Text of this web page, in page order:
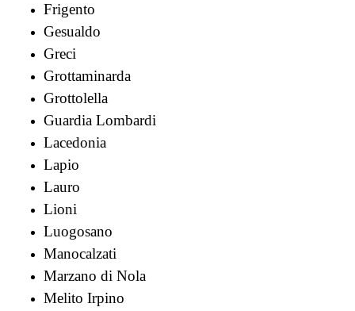
Frigento
Gesualdo
Greci
Grottaminarda
Grottolella
Guardia Lombardi
Lacedonia
Lapio
Lauro
Lioni
Luogosano
Manocalzati
Marzano di Nola
Melito Irpino